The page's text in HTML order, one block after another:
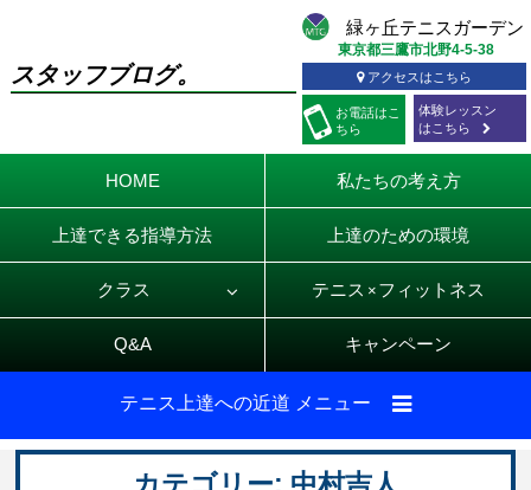
スタッフブログ。
お電話はこ
ちら
東京都三鷹市北野4-5-38
アクセスはこちら
体験レッスン
はこちら
HOME 私たちの考え方
上達できる指導方法 上達のための環境
クラス テニス × フィットネス
Q&A キャンペーン
テニス上達への近道 メニュー
カテゴリー: 中村吉人